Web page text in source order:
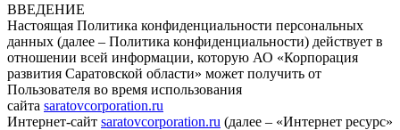
ВВЕДЕНИЕ
Настоящая Политика конфиденциальности персональных
данных (далее – Политика конфиденциальности) действует в
отношении всей информации, которую АО «Корпорация
развития Саратовской области» может получить от
Пользователя во время использования
сайта saratovcorporation.ru
Интернет-сайт saratovcorporation.ru (далее – «Интернет ресурс»